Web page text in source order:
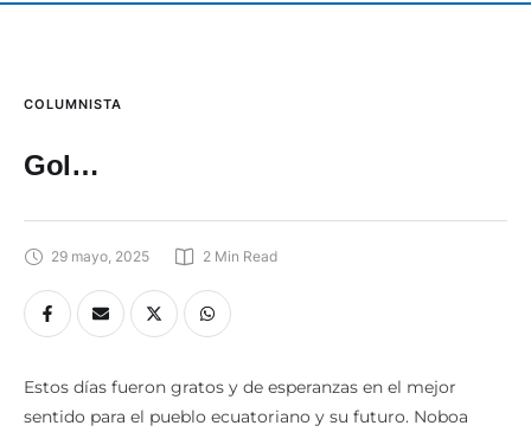
COLUMNISTA
Gol…
29 mayo, 2025 2 Min Read
Estos días fueron gratos y de esperanzas en el mejor
sentido para el pueblo ecuatoriano y su futuro. Noboa